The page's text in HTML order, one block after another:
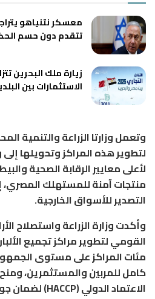
تتقدم دون حسم
زيارة ملك البحرين
الاستثمارات بين
وتعمل وزارتا الزراعة والتنمية
لتطوير هذه المراكز وتحويلها
لأعلى معايير الرقابة الصحية
منتجات آمنة للمستهلك
التصدير للأسواق الخارجية.
وأكدت وزارة الزراعة واستصلاح
القومي لتطوير مراكز تجميع
مئات المراكز على مستوى
كامل للمربين والمستثمرين،
الاعتماد الدولي (HACCP) لضمان جودة وسلامة المنتج.